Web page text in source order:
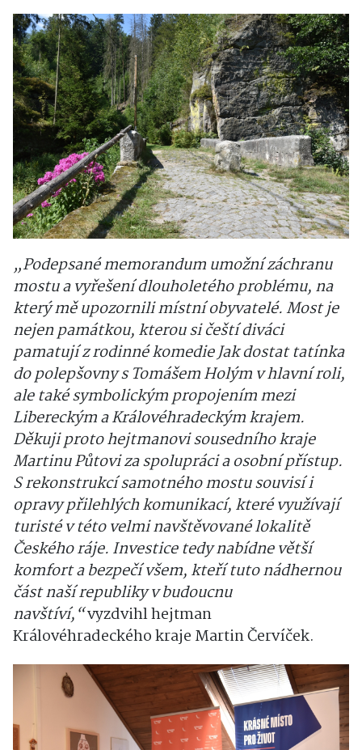
„Podepsané memorandum umožní záchranu
mostu a vyřešení dlouholetého problému, na
který mě upozornili místní obyvatelé. Most je
nejen památkou, kterou si čeští diváci
pamatují z rodinné komedie Jak dostat tatínka
do polepšovny s Tomášem Holým v hlavní roli,
ale také symbolickým propojením mezi
Libereckým a Královéhradeckým krajem.
Děkuji proto hejtmanovi sousedního kraje
Martinu Půtovi za spolupráci a osobní přístup.
S rekonstrukcí samotného mostu souvisí i
opravy přilehlých komunikací, které využívají
turisté v této velmi navštěvované lokalitě
Českého ráje. Investice tedy nabídne větší
komfort a bezpečí všem, kteří tuto nádhernou
část naší republiky v budoucnu
navštíví,“vyzdvihl hejtman
Královéhradeckého kraje Martin Červíček.